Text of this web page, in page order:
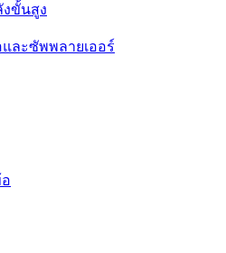
ขั้นสูง
ละซัพพลายเออร์